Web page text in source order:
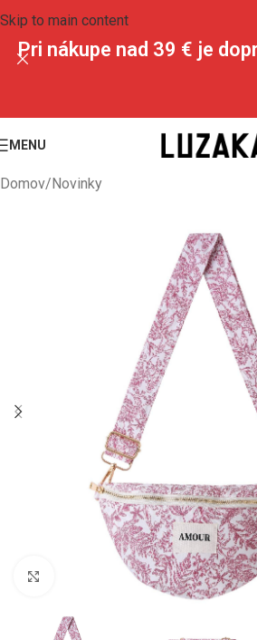
Skip to main content
Pri nákupe nad 39 € je
MENU
Domov/Novinky
Pre zväčšenie kliknite